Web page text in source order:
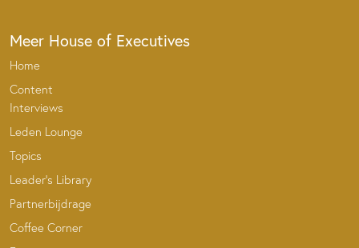
Meer House of Executives
Home
Content
Interviews
Leden Lounge
Topics
Leader’s Library
Partnerbijdrage
Coffee Corner